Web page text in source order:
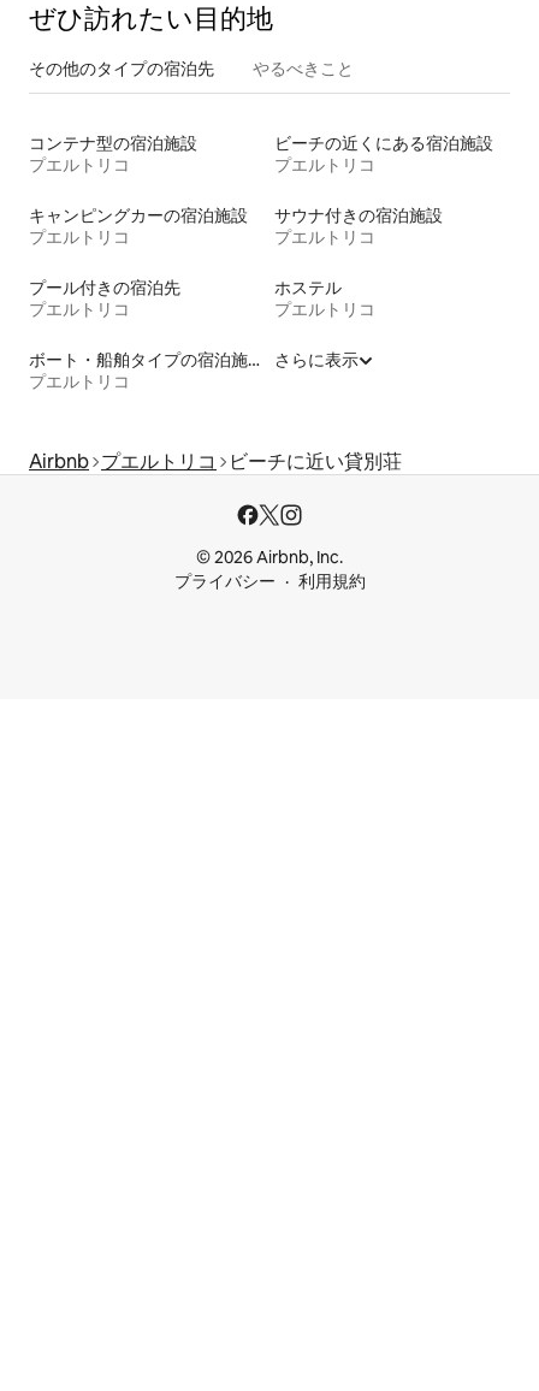
ぜひ訪⁠れ⁠た⁠い目⁠的⁠地
その他のタ⁠イ⁠プ⁠の宿⁠泊⁠先 やるべきこと
コンテナ型の宿泊施設
プエルトリコ
ビーチの近くにある宿泊施設
プエルトリコ
キャンピングカーの宿泊施設
プエルトリコ
サウナ付きの宿泊施設
プエルトリコ
プール付きの宿泊先
プエルトリコ
ホステル
プエルトリコ
ボート・船舶タイプの宿泊施設
プエルトリコ
さらに表示
Airbnb プエルトリコ ビーチに近い貸別荘
© 2026 Airbnb, Inc.
プライバシー
利用規約